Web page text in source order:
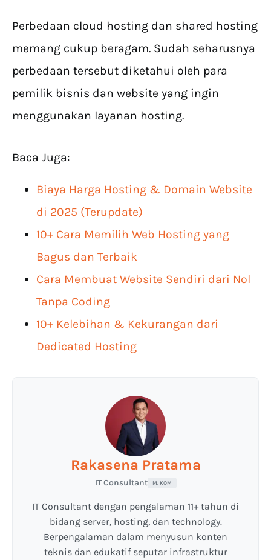
Perbedaan cloud hosting dan shared hosting
memang cukup beragam. Sudah seharusnya
perbedaan tersebut diketahui oleh para
pemilik bisnis dan website yang ingin
menggunakan layanan hosting.
Baca Juga:
Biaya Harga Hosting & Domain Website
di 2025 (Terupdate)
10+ Cara Memilih Web Hosting yang
Bagus dan Terbaik
Cara Membuat Website Sendiri dari Nol
Tanpa Coding
10+ Kelebihan & Kekurangan dari
Dedicated Hosting
Rakasena Pratama
IT Consultant M. KOM
IT Consultant dengan pengalaman 11+ tahun di
bidang server, hosting, dan technology.
Berpengalaman dalam menyusun konten
teknis dan edukatif seputar infrastruktur